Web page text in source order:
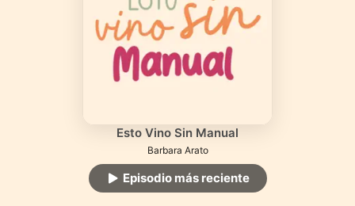
Lo más escuchado
Esto Vino Sin Manual
Barbara Arato
Episodio más reciente